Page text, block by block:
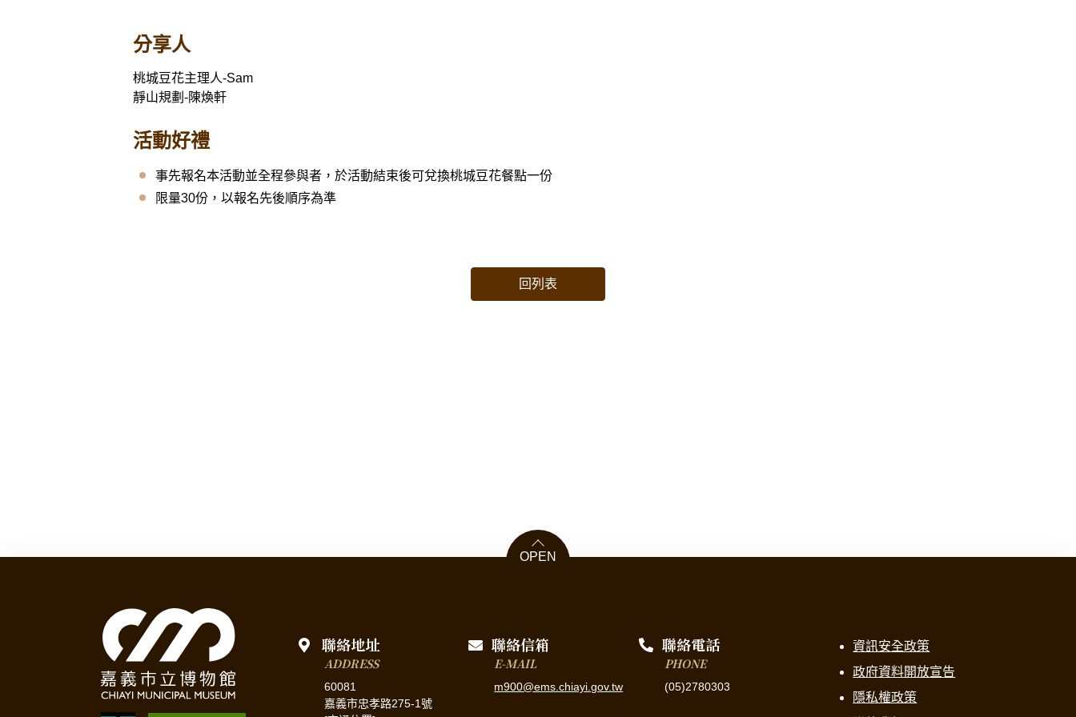
分享人
桃城豆花主理人-Sam
靜山規劃-陳煥軒
活動好禮
事先報名本活動並全程參與者，於活動結束後可兌換桃城豆花餐點一份
限量30份，以報名先後順序為準
回列表
OPEN
聯絡地址
ADDRESS
60081
嘉義市忠孝路275-1號
聯絡信箱
E-MAIL
m900@ems.chiayi.gov.tw
聯絡電話
PHONE
(05)2780303
資訊安全政策
政府資料開放宣告
隱私權政策